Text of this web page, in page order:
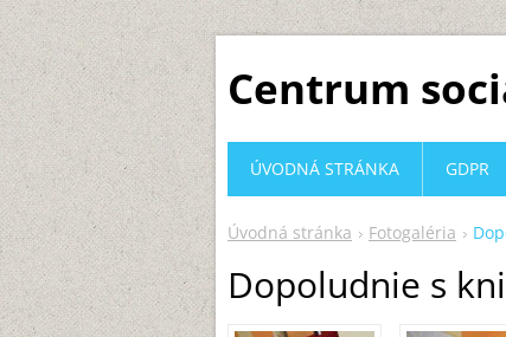
Centrum
Úvodná stránka Fotogaléria
Dopoludnie s
ÚVODNÁ STRÁNKA GDPR